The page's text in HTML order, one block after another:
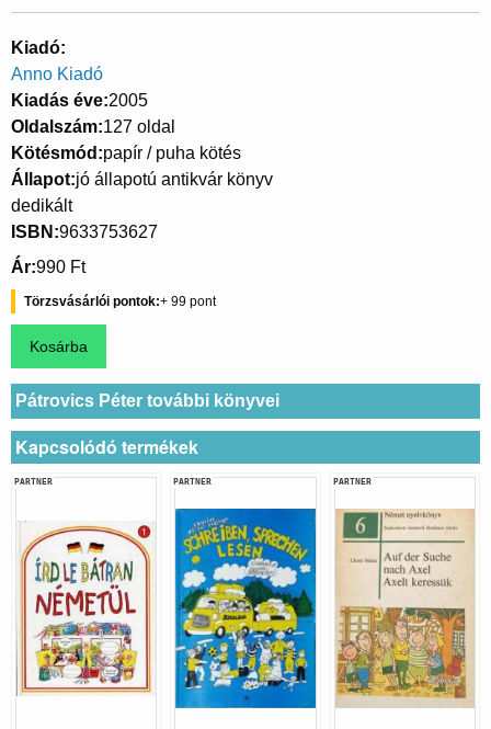
Kiadó
Anno Kiadó
Kiadás éve 2005
Oldalszám 127 oldal
Kötésmód papír / puha kötés
Állapot jó állapotú antikvár könyv
dedikált
ISBN 9633753627
Ár 990 Ft
Törzsvásárlói pontok 99
Pátrovics Péter további könyvei
Kapcsolódó termékek
PARTNER PARTNER PARTNER